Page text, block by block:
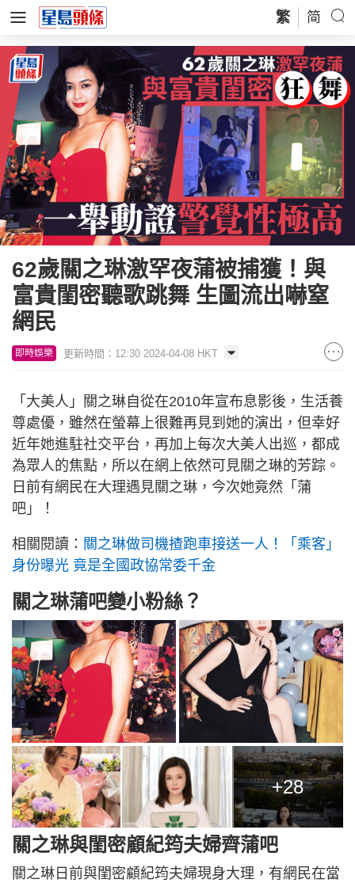
繁 简
62歲關之琳激罕夜蒲被捕獲！與
富貴閨密聽歌跳舞 生圖流出嚇窒
網民
即時娛樂 更新時間：12:30 2024-04-08 HKT
「大美人」關之琳自從在2010年宣布息影後，生活養
尊處優，雖然在螢幕上很難再見到她的演出，但幸好
近年她進駐社交平台，再加上每次大美人出巡，都成
為眾人的焦點，所以在網上依然可見關之琳的芳踪。
日前有網民在大理遇見關之琳，今次她竟然「蒲
吧」！
相關閱讀： 關之琳做司機揸跑車接送一人！「乘客」
身份曝光 竟是全國政協常委千金
關之琳蒲吧變小粉絲？
+28
關之琳與閨密顧紀筠夫婦齊蒲吧
關之琳日前與閨密顧紀筠夫婦現身大理，有網民在當